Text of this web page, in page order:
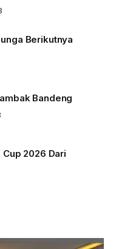
Berikutnya
Bandeng
2026 Dari